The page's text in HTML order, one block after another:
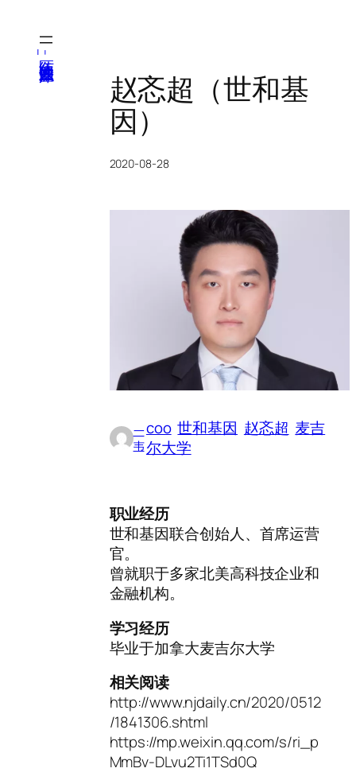
赵忞超（世和基
因）
2020-08-28
一
韦
coo 世和基因 赵忞超 麦吉
尔大学
职业经历
世和基因联合创始人、首席运营
官。
曾就职于多家北美高科技企业和
金融机构。
学习经历
毕业于加拿大麦吉尔大学
相关阅读
http://www.njdaily.cn/2020/0512
/1841306.shtml
https://mp.weixin.qq.com/s/ri_p
MmBv-DLvu2Ti1TSd0Q